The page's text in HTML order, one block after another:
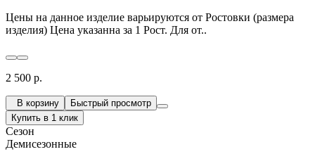
Цены на данное изделие варьируются от Ростовки (размера
изделия) Цена указанна за 1 Рост. Для от..
2 500 р.
В корзину
Быстрый просмотр
Купить в 1 клик
Сезон
Демисезонные